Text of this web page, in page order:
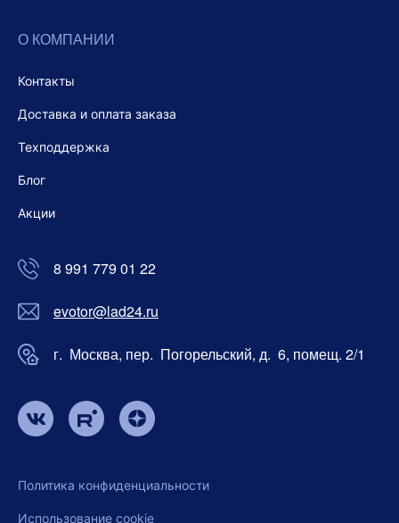
О КОМПАНИИ
Контакты
Доставка и оплата заказа
Техподдержка
Блог
Акции
8 991 779 01 22
evotor@lad24.ru
г. Москва, пер. Погорельский, д. 6, помещ. 2/1
Политика конфиденциальности
Использование cookie